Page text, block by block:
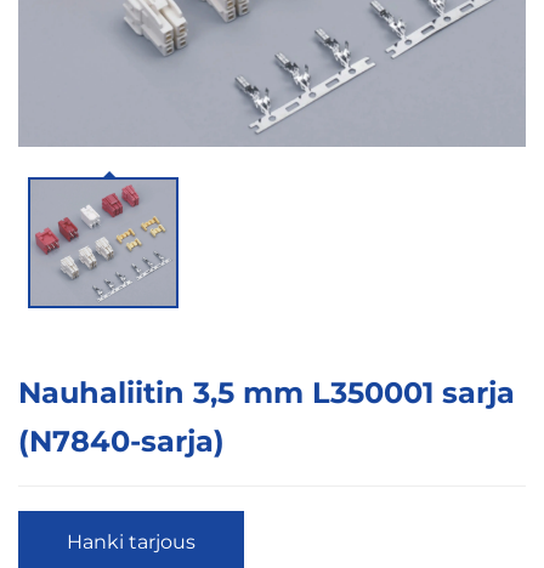
Nauhaliitin 3,5 mm L350001 sarja
(N7840-sarja)
Hanki tarjous